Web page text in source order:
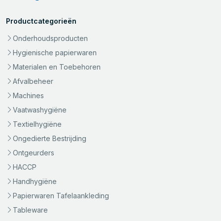
Productcategorieën
Onderhoudsproducten
Hygienische papierwaren
Materialen en Toebehoren
Afvalbeheer
Machines
Vaatwashygiëne
Textielhygiëne
Ongedierte Bestrijding
Ontgeurders
HACCP
Handhygiëne
Papierwaren Tafelaankleding
Tableware